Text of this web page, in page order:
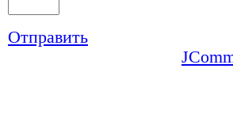
Отправить